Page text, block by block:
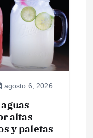
agosto 6, 2026
altas
y paletas